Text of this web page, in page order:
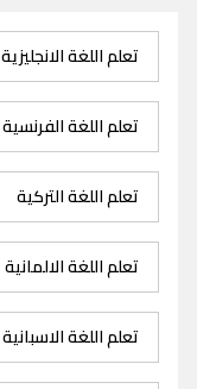
تعلم اللغة الانجليزية
تعلم اللغة الفرنسية
تعلم اللغة التركية
تعلم اللغة الالمانية
تعلم اللغة الاسبانية